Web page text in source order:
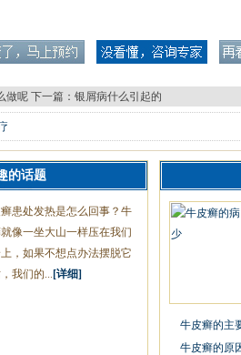
做呢 下一篇： 银屑病什么引起的
的话题
患处发热是怎么回事？牛
像一坐大山一样压在我们
，如果不想点办法摆脱它
我们的... [详细]
牛皮癣的主
牛皮癣的原